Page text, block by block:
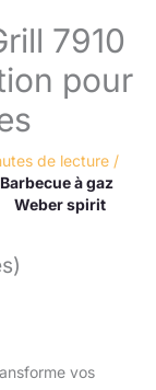
7910
pour
de lecture /
Barbecue à gaz
Weber spirit
vos